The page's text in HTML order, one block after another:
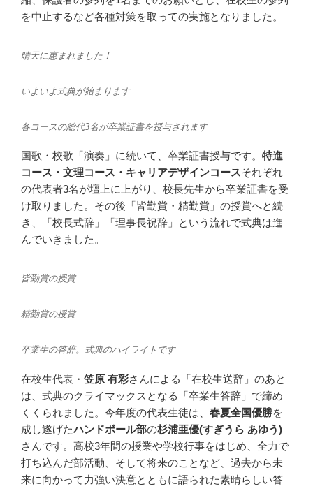
を中止するなど各種対策を取っての実施となりました。
晴天に恵まれました！
いよいよ式典が始まります
各コースの総代3名が卒業証書を授与されます
国歌・校歌「演奏」に続いて、卒業証書授与です。 特進
コース・文理コース・キャリアデザインコースそれぞれ
の代表者3名が壇上に上がり、校長先生から卒業証書を受
け取りました。その後「皆勤賞・精勤賞」の授賞へと続
き、「校長式辞」「理事長祝辞」という流れで式典は進
んでいきました。
皆勤賞の授賞
精勤賞の授賞
卒業生の答辞。式典のハイライトです
在校生代表・ 笠原 有彩さんによる「在校生送辞」のあと
は、式典のクライマックスとなる「卒業生答辞」で締め
くくられました。今年度の代表生徒は、 春夏全国優勝を
成し遂げたハンドボール部の杉浦亜優(すぎうら あゆう)
さんです。高校3年間の授業や学校行事をはじめ、全力で
打ち込んだ部活動、そして将来のことなど、過去から未
来に向かって力強い決意とともに語られた素晴らしい答